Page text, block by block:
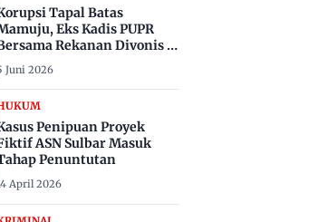
Tapal Batas
Eks Kadis PUPR
Rekanan Divonis 6
8 Tahun Penjara
Juni 2026
Penipuan Proyek
ASN Sulbar Masuk
Penuntutan
April 2026